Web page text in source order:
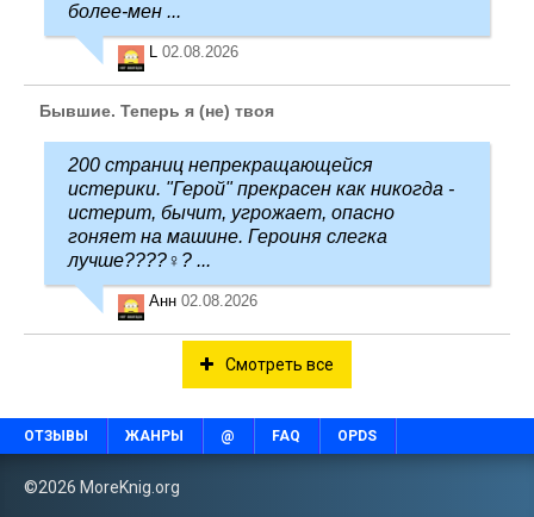
более-мен ...
L 02.08.2026
Бывшие. Теперь я (не) твоя
200 страниц непрекращающейся
истерики. "Герой" прекрасен как никогда -
истерит, бычит, угрожает, опасно
гоняет на машине. Героиня слегка
лучше????‍♀️? ...
Анн 02.08.2026
Смотреть все
ОТЗЫВЫ ЖАНРЫ @ FAQ OPDS
©2026 MoreKnig.org